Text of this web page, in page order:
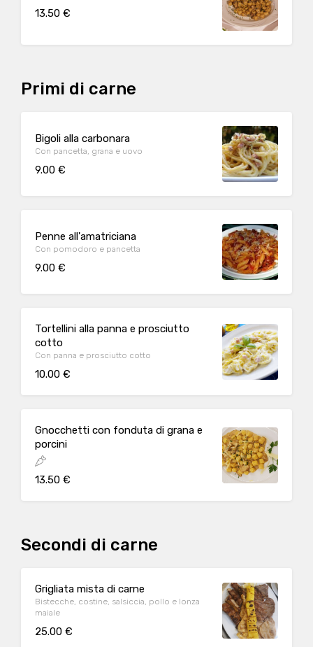
13.50 €
Primi di carne
Bigoli alla carbonara
Con pancetta, grana e uovo
9.00 €
Penne all'amatriciana
Con pomodoro e pancetta
9.00 €
Tortellini alla panna e prosciutto
cotto
Con panna e prosciutto cotto
10.00 €
Gnocchetti con fonduta di grana e
porcini
13.50 €
Secondi di carne
Grigliata mista di carne
Bistecche, costine, salsiccia, pollo e lonza
maiale
25.00 €